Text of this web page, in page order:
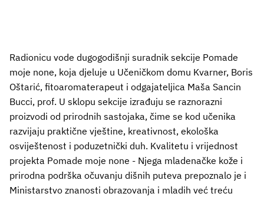
Radionicu vode dugogodišnji suradnik sekcije Pomade
moje none, koja djeluje u Učeničkom domu Kvarner, Boris
Oštarić, fitoaromaterapeut i odgajateljica Maša Sancin
Bucci, prof. U sklopu sekcije izrađuju se raznorazni
proizvodi od prirodnih sastojaka, čime se kod učenika
razvijaju praktične vještine, kreativnost, ekološka
osviještenost i poduzetnički duh. Kvalitetu i vrijednost
projekta Pomade moje none - Njega mladenačke kože i
prirodna podrška očuvanju dišnih puteva prepoznalo je i
Ministarstvo znanosti obrazovanja i mladih već treću